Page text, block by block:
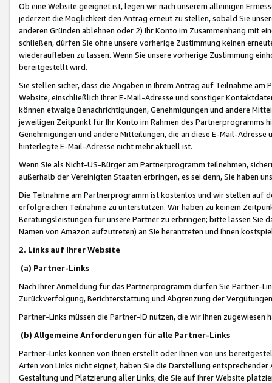
Ob eine Website geeignet ist, legen wir nach unserem alleinigen
jederzeit die Möglichkeit den Antrag erneut zu stellen, sobald Sie
anderen Gründen ablehnen oder 2) Ihr Konto im Zusammenhang mit
schließen, dürfen Sie ohne unsere vorherige Zustimmung keinen
wiederaufleben zu lassen. Wenn Sie unsere vorherige Zustimmung
bereitgestellt wird.
Sie stellen sicher, dass die Angaben in Ihrem Antrag auf Teilnahme
Website, einschließlich Ihrer E-Mail-Adresse und sonstiger
können etwaige Benachrichtigungen, Genehmigungen und andere
jeweiligen Zeitpunkt für Ihr Konto im Rahmen des Partnerprogramms
Genehmigungen und andere Mitteilungen, die an diese E-Mail-
hinterlegte E-Mail-Adresse nicht mehr aktuell ist.
Wenn Sie als Nicht-US-Bürger am Partnerprogramm teilnehmen,
außerhalb der Vereinigten Staaten erbringen, es sei denn, Sie haben
Die Teilnahme am Partnerprogramm ist kostenlos und wir stellen auf
erfolgreichen Teilnahme zu unterstützen. Wir haben zu keinem
Beratungsleistungen für unsere Partner zu erbringen; bitte lassen Sie
Namen von Amazon aufzutreten) an Sie herantreten und Ihnen
2. Links auf Ihrer Website
(a) Partner-Links
Nach Ihrer Anmeldung für das Partnerprogramm dürfen Sie Partner-
Zurückverfolgung, Berichterstattung und Abgrenzung der
Partner-Links müssen die Partner-ID nutzen, die wir Ihnen zugewiesen
(b) Allgemeine Anforderungen für alle Partner-Links
Partner-Links können von Ihnen erstellt oder Ihnen von uns
Arten von Links nicht eignet, haben Sie die Darstellung
Gestaltung und Platzierung aller Links, die Sie auf Ihrer Website